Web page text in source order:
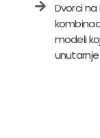
Dvorci
modeli